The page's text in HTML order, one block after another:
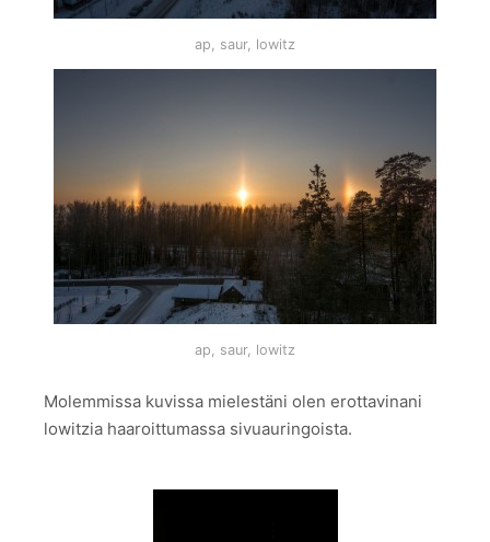
ap, saur, lowitz
ap, saur, lowitz
Molemmissa kuvissa mielestäni olen erottavinani
lowitzia haaroittumassa sivuauringoista.